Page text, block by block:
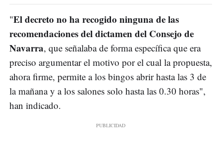
"El decreto no ha recogido ninguna de las
recomendaciones del dictamen del Consejo de
Navarra, que señalaba de forma específica que era
preciso argumentar el motivo por el cual la propuesta,
ahora firme, permite a los bingos abrir hasta las 3 de
la mañana y a los salones solo hasta las 0.30 horas",
han indicado.